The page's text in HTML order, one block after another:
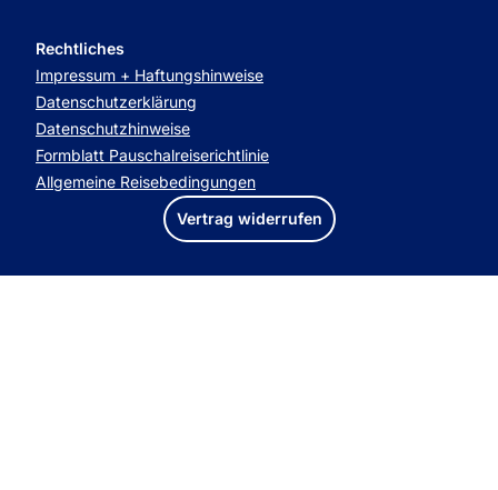
Rechtliches
Impressum + Haftungshinweise
Datenschutzerklärung
Datenschutzhinweise
Formblatt Pauschalreiserichtlinie
Allgemeine Reisebedingungen
Vertrag widerrufen